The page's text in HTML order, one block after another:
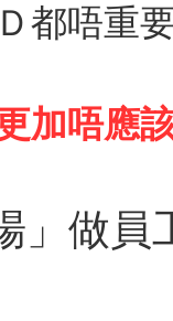
都唔重
加唔應
」做員